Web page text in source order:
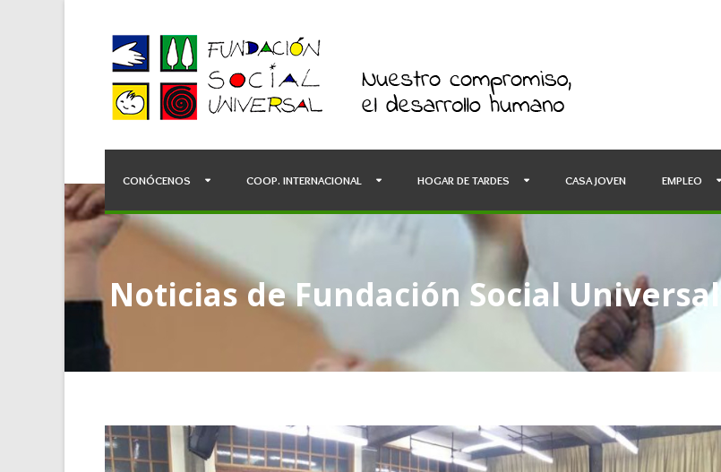
CONÓCENOS COOP. INTERNACIONAL HOGAR DE TARDES CASA JOVEN EMPLEO
Noticias de Fundación Social Universal